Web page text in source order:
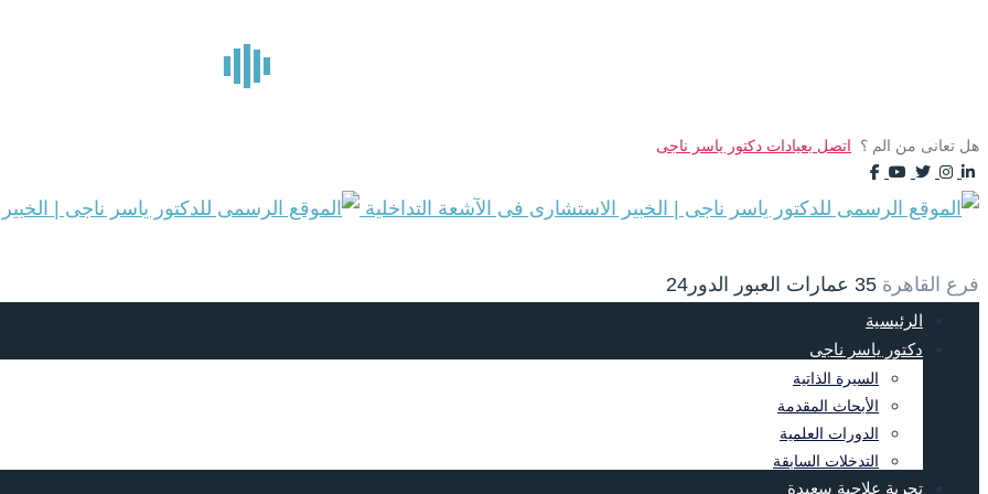
هل تعانى من الم ؟
اتصل بعيادات دكتور ياسر ناجى
Linkedin
Instagram
Twitter
Youtube
Facebook
فرع القاهرة 35 عمارات العبور الدور24
الرئيسية
دكتور ياسر ناجى
السيرة الذاتية
الأبحاث المقدمة
الدورات العلمية
التدخلات السابقة
تجربة علاجية سعيدة